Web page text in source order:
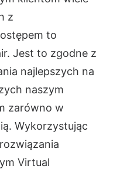
z
to
Jest to zgodne z
najlepszych na
naszym
zarówno w
Wykorzystując
Virtual